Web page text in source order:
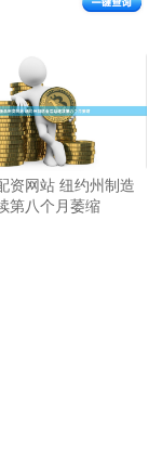
资网站 纽约州制造
第八个月萎缩